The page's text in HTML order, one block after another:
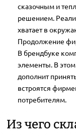
сказочным и
решением.
хватает в
Продолжение
В брендбуке
элементы. В
дополнит
встроятся
потребителям.
Из чего